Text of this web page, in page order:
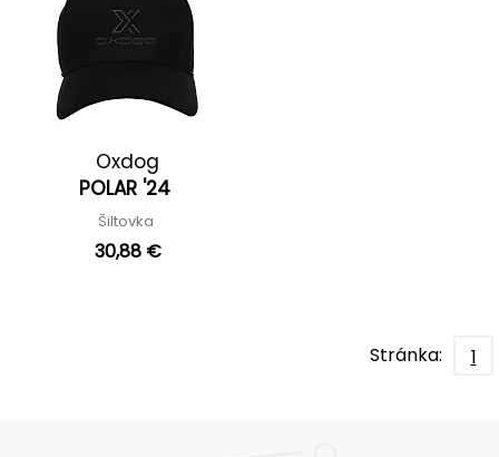
Oxdog
POLAR '24
Šiltovka
30,88 €
Stránka: 1